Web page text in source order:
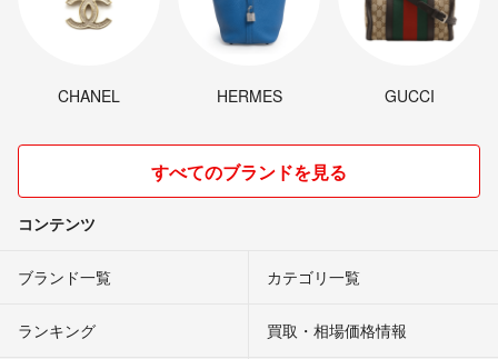
CHANEL HERMES GUCCI
すべてのブランドを見る
コンテンツ
ブランド一覧 カテゴリ一覧
ランキング 買取・相場価格情報